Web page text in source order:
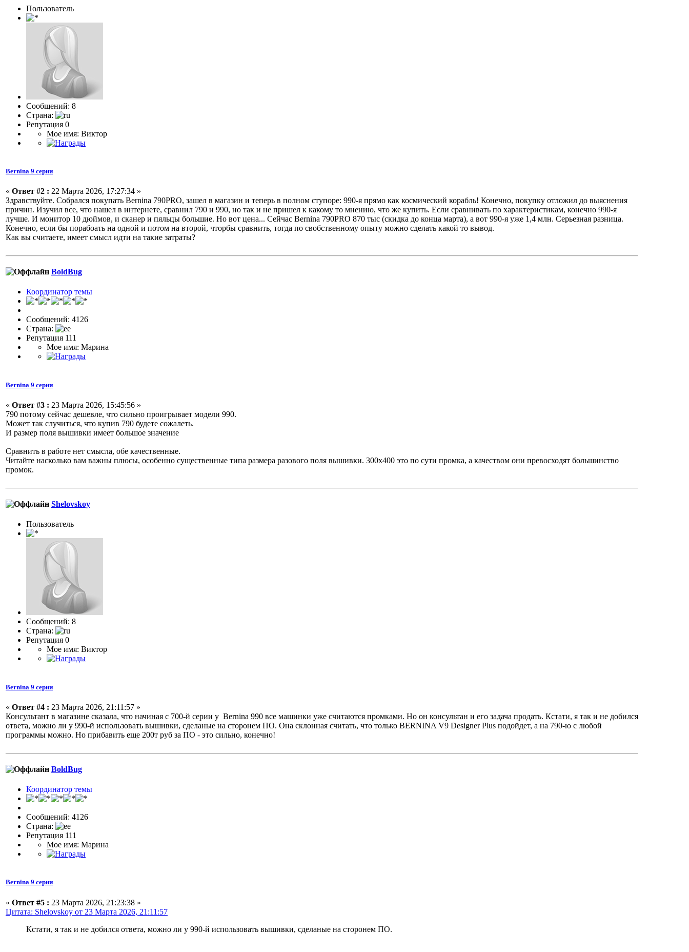
Пользователь
Сообщений: 8
Страна:
Репутация 0
Мое имя: Виктор
Bernina 9 серии
« Ответ #2 : 22 Марта 2026, 17:27:34 »
Здравствуйте. Собрался покупать Bernina 790PRO, зашел в магазин и теперь в полном ступоре: 990-я прямо как космический корабль! Конечно, покупку отложил до выяснения
причин. Изучил все, что нашел в интернете, сравнил 790 и 990, но так и не пришел к какому то мнению, что же купить. Если сравнивать по характеристикам, конечно 990-я
лучше. И монитор 10 дюймов, и сканер и пяльцы большие. Но вот цена... Сейчас Bernina 790PRO 870 тыс (скидка до конца марта), а вот 990-я уже 1,4 млн. Серьезная разница.
Конечно, если бы порабоать на одной и потом на второй, чторбы сравнить, тогда по свобственному опыту можно сделать какой то вывод.
Как вы считаете, имеет смысл идти на такие затраты?
BoldBug
Координатор темы
Сообщений: 4126
Страна:
Репутация 111
Мое имя: Марина
Bernina 9 серии
« Ответ #3 : 23 Марта 2026, 15:45:56 »
790 потому сейчас дешевле, что сильно проигрывает модели 990.
Может так случиться, что купив 790 будете сожалеть.
И размер поля вышивки имеет большое значение
Сравнить в работе нет смысла, обе качественные.
Читайте насколько вам важны плюсы, особенно существенные типа размера разового поля вышивки. 300х400 это по сути промка, а качеством они превосходят большинство
промок.
Shelovskoy
Пользователь
Сообщений: 8
Страна:
Репутация 0
Мое имя: Виктор
Bernina 9 серии
« Ответ #4 : 23 Марта 2026, 21:11:57 »
Консультант в магазине сказала, что начиная с 700-й серии у Bernina 990 все машинки уже считаются промками. Но он консультан и его задача продать. Кстати, я так и не добился
ответа, можно ли у 990-й использовать вышивки, сделаные на сторонем ПО. Она склонная считать, что только BERNINA V9 Designer Plus подойдет, а на 790-ю с любой
программы можно. Но прибавить еще 200т руб за ПО - это сильно, конечно!
BoldBug
Координатор темы
Сообщений: 4126
Страна:
Репутация 111
Мое имя: Марина
Bernina 9 серии
« Ответ #5 : 23 Марта 2026, 21:23:38 »
Цитата: Shelovskoy от 23 Марта 2026, 21:11:57
Кстати, я так и не добился ответа, можно ли у 990-й использовать вышивки, сделаные на сторонем ПО.